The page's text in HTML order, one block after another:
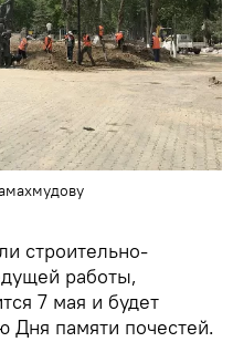
строительно-
работы,
7 мая и будет
Дня памяти почестей.